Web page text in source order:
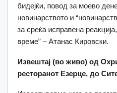
бидејќи, повод за моево
новинарството и
за среќа исправена
време” – Атанас Кировски.
Извештај (во живо) од
ресторанот Езерце, до